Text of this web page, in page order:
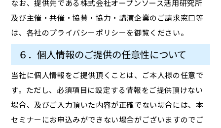
なお、提供先である株式会社オープンソース活用研究所
及び主催・共催・協賛・協力・講演企業のご請求窓口等
は、各社のプライバシーポリシーを御覧ください。
６．個人情報のご提供の任意性について
当社に個人情報をご提供頂くことは、ご本人様の任意で
す。ただし、必須項目に設定する情報をご提供頂けない
場合、及びご入力頂いた内容が正確でない場合には、本
セミナーにお申込みができない場合がございますのでご